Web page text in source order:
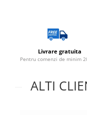
Livrare gratuita
Pentru comenzi de minim
ALTI